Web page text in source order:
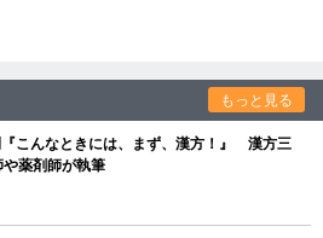
もっと見る
こんなときには、まず、漢方！』 漢方三
薬剤師が執筆